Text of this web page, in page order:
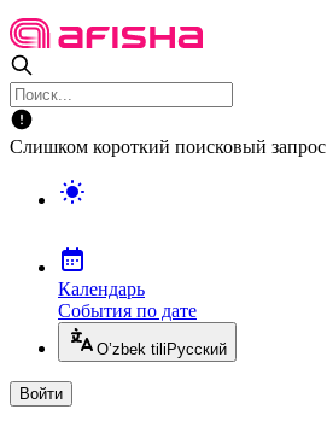
Слишком короткий поисковый запрос
Календарь
События по дате
O’zbek tili Русский
Войти